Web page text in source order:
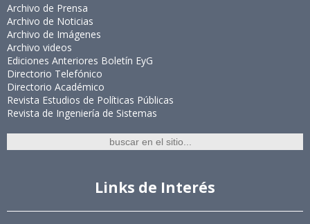
Archivo de Prensa
Archivo de Noticias
Archivo de Imágenes
Archivo videos
Ediciones Anteriores Boletín EyG
Directorio Telefónico
Directorio Académico
Revista Estudios de Políticas Públicas
Revista de Ingeniería de Sistemas
Links de Interés